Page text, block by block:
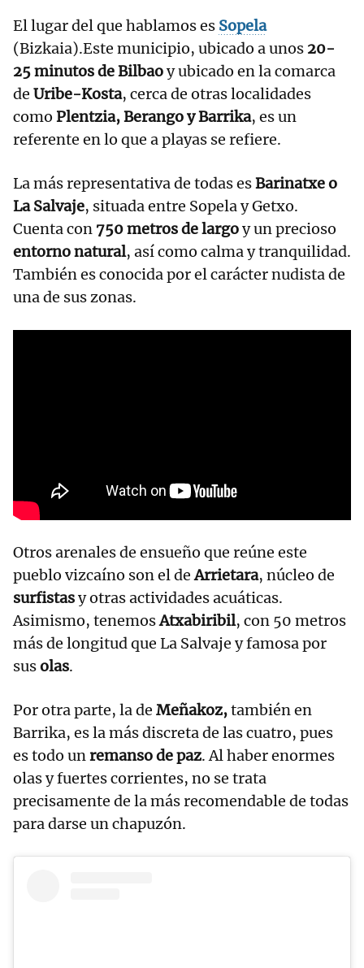
El lugar del que hablamos es Sopela
(Bizkaia).Este municipio, ubicado a unos 20-
25 minutos de Bilbaoy ubicado en la comarca
de Uribe-Kosta, cerca de otras localidades
como Plentzia, Berango y Barrika, es un
referente en lo que a playas se refiere.
La más representativa de todas esBarinatxe o
La Salvaje, situada entre Sopela y Getxo.
Cuenta con 750 metros de largoy un precioso
entorno natural, así como calma y tranquilidad.
También es conocida por el carácter nudista de
una de sus zonas.
Otros arenales de ensueño que reúne este
pueblo vizcaíno son el deArrietara, núcleo de
surfistasy otras actividades acuáticas.
Asimismo, tenemosAtxabiribil, con 50 metros
más de longitud que La Salvaje y famosa por
susolas.
Por otra parte, la de Meñakoz,también en
Barrika, es la más discreta de las cuatro, pues
es todo unremanso de paz. Al haber enormes
olas y fuertes corrientes, no se trata
precisamente de la más recomendable de todas
para darse un chapuzón.